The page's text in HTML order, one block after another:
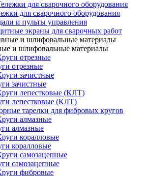
для сварочного оборудования
и пульты управления
экраны для сварочных работ
и шлифовальные материалы
отрезные
зачистные
лепестковые (КЛТ)
тарелки для фибровых кругов
алмазные
коралловые
самозацепные